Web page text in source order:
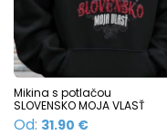
Mikina s potlačou
SLOVENSKO MOJA VLASŤ
Od: 31.90 €